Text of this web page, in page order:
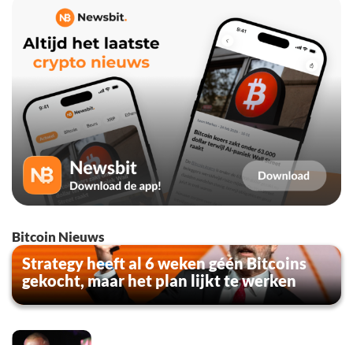
Bitcoin Nieuws
Strategy heeft al 6 weken géén Bitcoins
gekocht, maar het plan lijkt te werken